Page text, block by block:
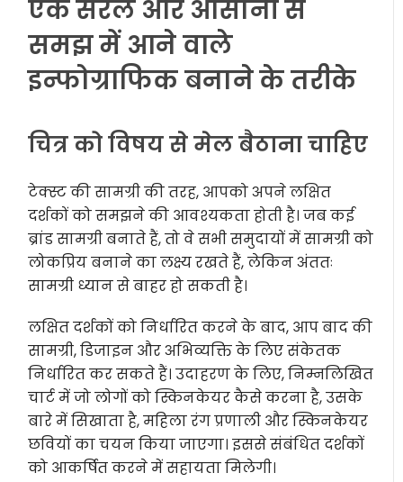
एक सरल और आसानी से
समझ में आने वाले
इन्फोग्राफिक बनाने के तरीके
चित्र को विषय से मेल बैठाना चाहिए
टेक्स्ट की सामग्री की तरह, आपको अपने लक्षित
दर्शकों को समझने की आवश्यकता होती है। जब कई
ब्रांड सामग्री बनाते हैं, तो वे सभी समुदायों में सामग्री को
लोकप्रिय बनाने का लक्ष्य रखते हैं, लेकिन अंततः
सामग्री ध्यान से बाहर हो सकती है।
लक्षित दर्शकों को निर्धारित करने के बाद, आप बाद की
सामग्री, डिजाइन और अभिव्यक्ति के लिए संकेतक
निर्धारित कर सकते हैं। उदाहरण के लिए, निम्नलिखित
चार्ट में जो लोगों को स्किनकेयर कैसे करना है, उसके
बारे में सिखाता है, महिला रंग प्रणाली और स्किनकेयर
छवियों का चयन किया जाएगा। इससे संबंधित दर्शकों
को आकर्षित करने में सहायता मिलेगी।